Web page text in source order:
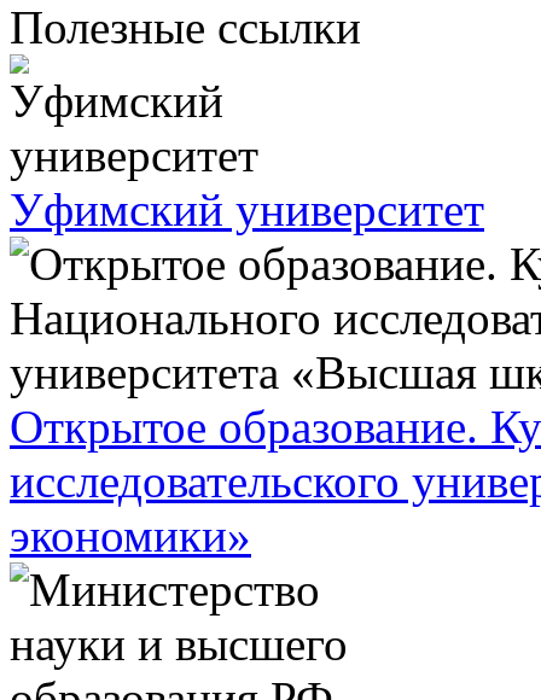
Полезные ссылки
Уфимский университет
Открытое образование.
исследовательского
экономики»